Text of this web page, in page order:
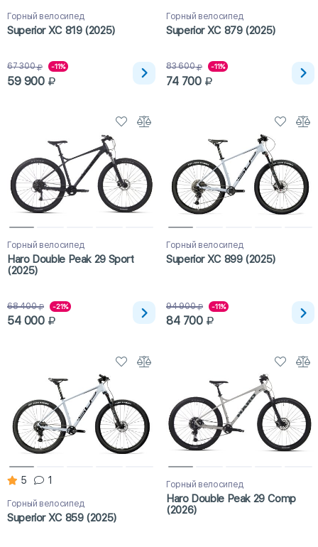
Горный велосипед
Superior XC 819 (2025)
67 300 -11%
59 900
Горный велосипед
Superior XC 879 (2025)
83 600 -11%
74 700
Горный велосипед
Haro Double Peak 29 Sport
(2025)
68 400 -21%
54 000
Горный велосипед
Superior XC 899 (2025)
94 900 -11%
84 700
5 1
Горный велосипед
Superior XC 859 (2025)
Горный велосипед
Haro Double Peak 29 Comp
(2026)